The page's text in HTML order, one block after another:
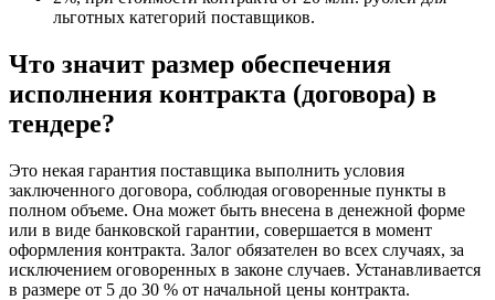
льготных категорий поставщиков.
Что значит размер обеспечения
исполнения контракта (договора) в
тендере?
Это некая гарантия поставщика выполнить условия
заключенного договора, соблюдая оговоренные пункты в
полном объеме. Она может быть внесена в денежной форме
или в виде банковской гарантии, совершается в момент
оформления контракта. Залог обязателен во всех случаях, за
исключением оговоренных в законе случаев. Устанавливается
в размере от 5 до 30 % от начальной цены контракта.